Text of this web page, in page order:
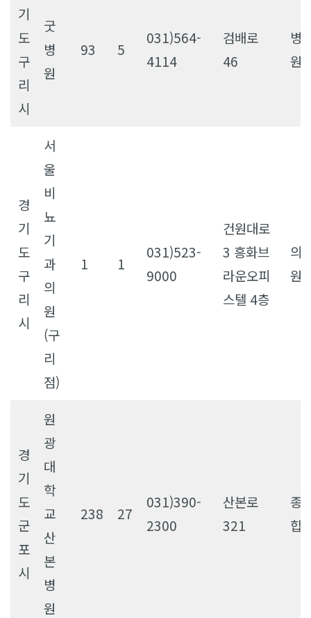
기
도
구
리
시
굿
병
원
93 5
031)564-
4114
검배로
46
병
원
경
기
도
구
리
시
서
울
비
뇨
기
과
의
원
(구
리
점)
1 1
031)523-
9000
건원대로
3 흥화브
라운오피
스텔 4층
의
원
경
기
도
군
포
시
원
광
대
학
교
산
본
병
원
238 27
031)390-
2300
산본로
321
종
합